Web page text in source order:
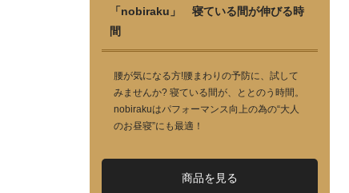
「nobiraku」 寝ている間が伸びる時
間
腰が気になる方!腰まわりの予防に、試して
みませんか? 寝ている間が、ととのう時間。
nobirakuはパフォーマンス向上の為の“大人
のお昼寝”にも最適！
商品を見る